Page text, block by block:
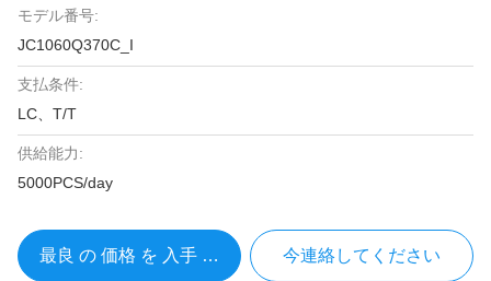
モデル番号:
JC1060Q370C_I
支払条件:
LC、T/T
供給能力:
5000PCS/day
最良 の 価格 を 入手 する 今連絡してください